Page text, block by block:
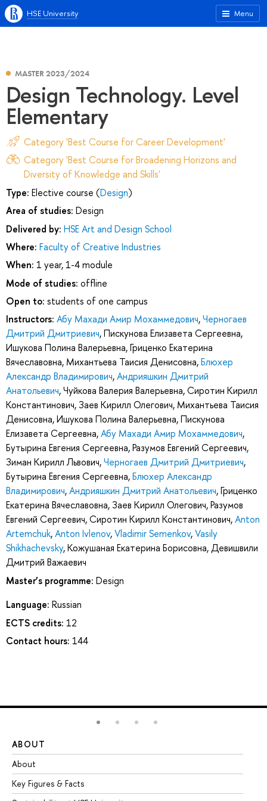
Menu
HSE University
MASTER 2023/2024
Design Technology. Level
Elementary
Category 'Best Course for Career Development'
Category 'Best Course for Broadening Horizons and
Diversity of Knowledge and Skills'
Type: Elective course (Design)
Area of studies: Design
Delivered by: HSE Art and Design School
Where: Faculty of Creative Industries
When: 1 year, 1-4 module
Mode of studies: offline
Open to: students of one campus
Instructors: Абу Махади Амир Мохаммедович,Черногаев
Дмитрий Дмитриевич,Пискунова Елизавета Сергеевна,
Ишукова Полина Валерьевна,Гриценко Екатерина
Вячеславовна, Михантьева Таисия Денисовна,Блюхер
Александр Владимирович,Андрияшкин Дмитрий
Анатольевич,Чуйкова Валерия Валерьевна,Сиротин Кирилл
Константинович, Заев Кирилл Олегович, Михантьева Таисия
Денисовна,Ишукова Полина Валерьевна,Пискунова
Елизавета Сергеевна,Абу Махади Амир Мохаммедович,
Бутырина Евгения Сергеевна,Разумов Евгений Сергеевич,
Зиман Кирилл Львович,Черногаев Дмитрий Дмитриевич,
Бутырина Евгения Сергеевна,Блюхер Александр
Владимирович,Андрияшкин Дмитрий Анатольевич,Гриценко
Екатерина Вячеславовна, Заев Кирилл Олегович,Разумов
Евгений Сергеевич,Сиротин Кирилл Константинович,Anton
Artemchuk,Anton Ivlenov,Vladimir Semenkov,Vasily
Shikhachevsky,Кожушаная Екатерина Борисовна,Девишвили
Дмитрий Важаевич
Master’s programme: Design
Language: Russian
ECTS credits: 12
Contact hours: 144
ABOUT
About
Key Figures & Facts